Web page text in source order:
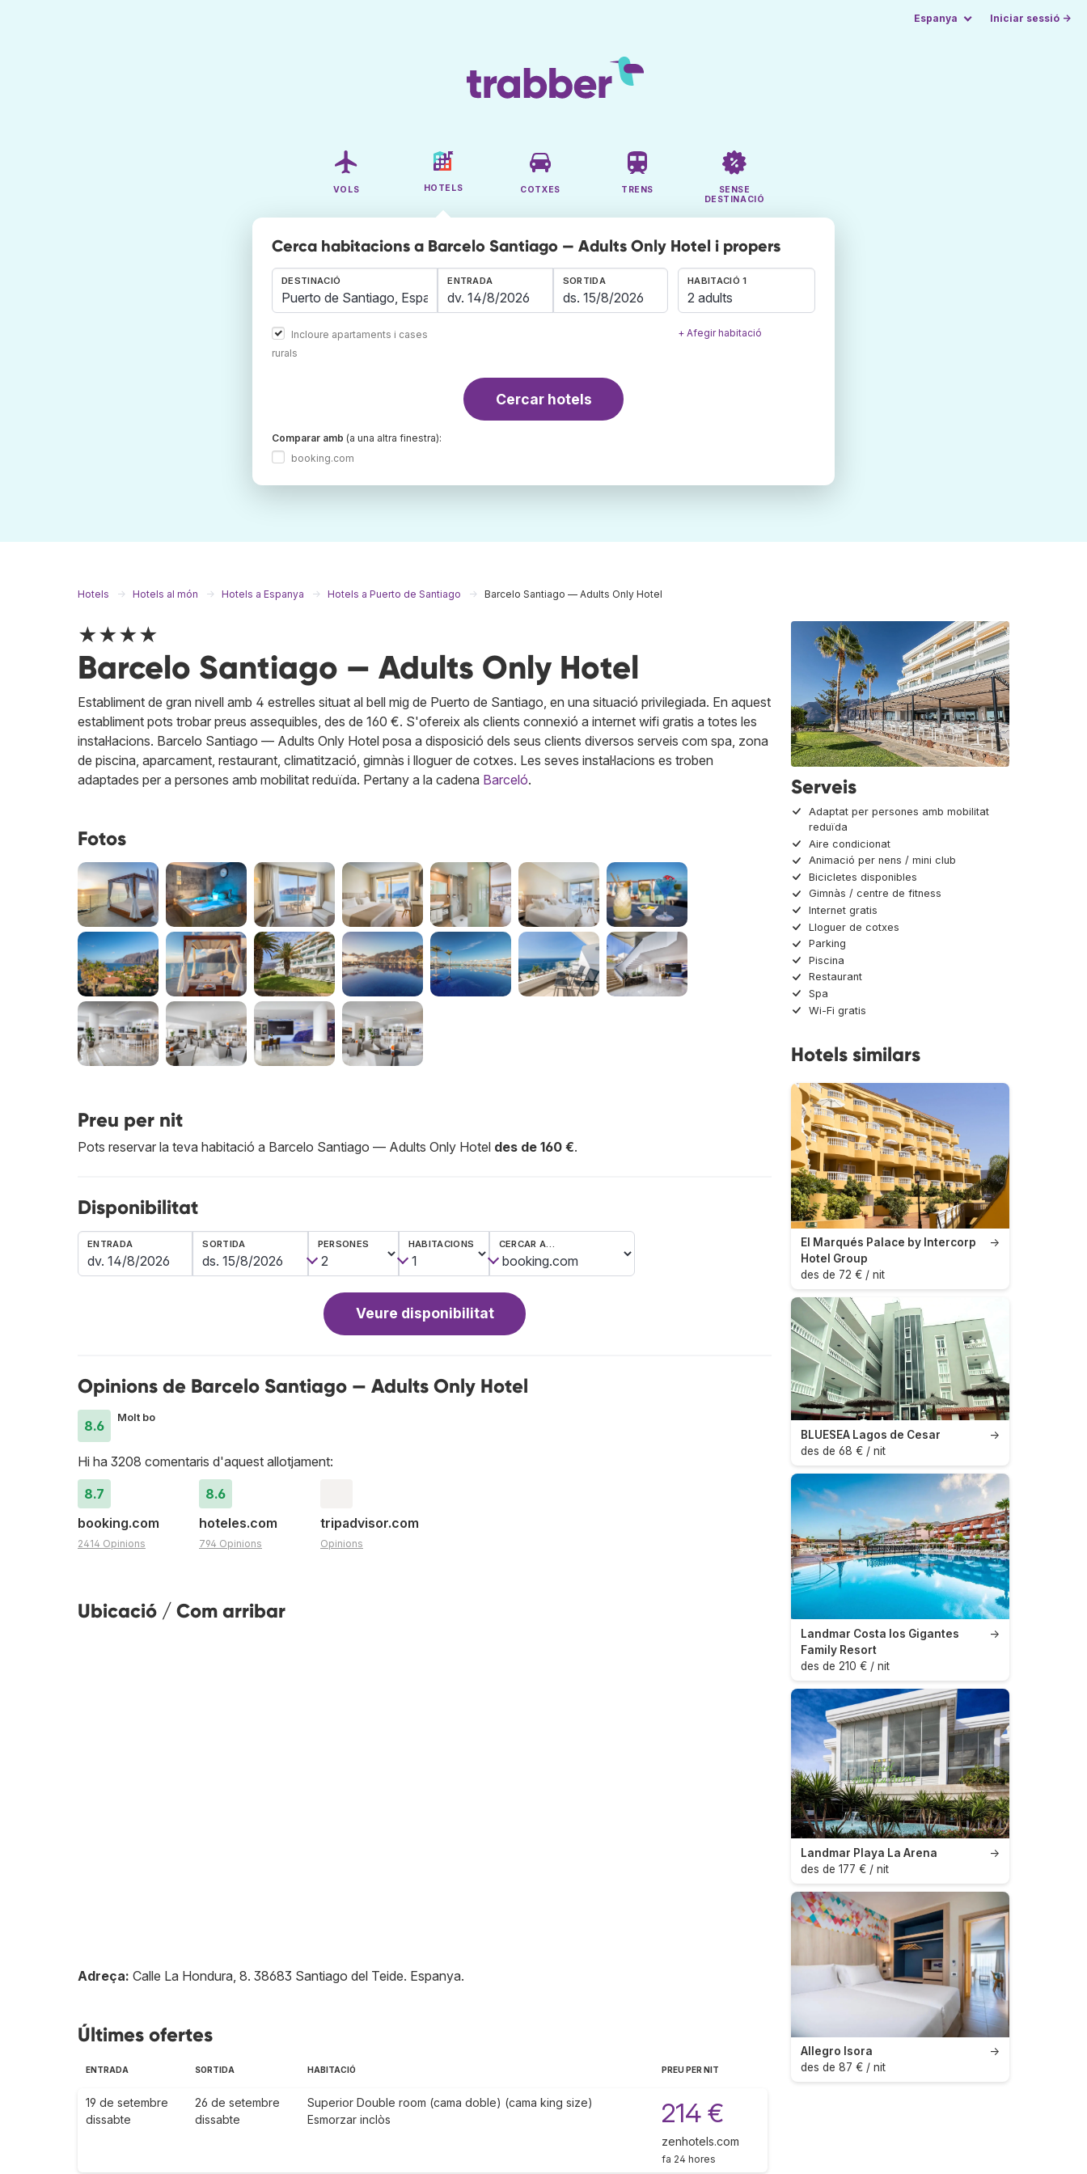
Espanya Iniciar sessió →
VOLS HOTELS COTXES TRENS
SENSE
DESTINACIÓ
Cerca habitacions a Barcelo Santiago — Adults Only Hotel i propers
DESTINACIÓ
Incloure apartaments i cases
rurals
ENTRADA SORTIDA HABITACIÓ 1
2 adults
+ Afegir habitació
Cercar hotels
Comparar amb (a una altra finestra):
booking.com
Hotels Hotels al món Hotels a Espanya Hotels a Puerto de Santiago Barcelo Santiago — Adults Only Hotel
★★★★
Barcelo Santiago — Adults Only Hotel
Establiment de gran nivell amb 4 estrelles situat al bell mig de Puerto de Santiago, en una situació privilegiada. En aquest
establiment pots trobar preus assequibles, des de 160 €. S'ofereix als clients connexió a internet wifi gratis a totes les
instal·lacions. Barcelo Santiago — Adults Only Hotel posa a disposició dels seus clients diversos serveis com spa, zona
de piscina, aparcament, restaurant, climatització, gimnàs i lloguer de cotxes. Les seves instal·lacions es troben
adaptades per a persones amb mobilitat reduïda. Pertany a la cadena Barceló.
Fotos
Preu per nit
Pots reservar la teva habitació a Barcelo Santiago — Adults Only Hotel des de 160 €.
Disponibilitat
ENTRADA SORTIDA PERSONES HABITACIONS CERCAR A…
Veure disponibilitat
Opinions de Barcelo Santiago — Adults Only Hotel
8.6
Molt bo
Hi ha 3208 comentaris d'aquest allotjament:
8.7
booking.com
2414 Opinions
8.6
hoteles.com
794 Opinions
tripadvisor.com
Opinions
Ubicació / Com arribar
Adreça: Calle La Hondura, 8. 38683 Santiago del Teide. Espanya.
Últimes ofertes
ENTRADA SORTIDA HABITACIÓ PREU PER NIT
19 de setembre
dissabte
26 de setembre
dissabte
Superior Double room (cama doble) (cama king size)
Esmorzar inclòs
214 €
zenhotels.com
fa 24 hores
Serveis
Adaptat per persones amb mobilitat
reduïda
Aire condicionat
Animació per nens / mini club
Bicicletes disponibles
Gimnàs / centre de fitness
Internet gratis
Lloguer de cotxes
Parking
Piscina
Restaurant
Spa
Wi-Fi gratis
Hotels similars
→
El Marqués Palace by Intercorp
Hotel Group
des de 72 € / nit
→
BLUESEA Lagos de Cesar
des de 68 € / nit
→
Landmar Costa los Gigantes
Family Resort
des de 210 € / nit
→
Landmar Playa La Arena
des de 177 € / nit
→
Allegro Isora
des de 87 € / nit